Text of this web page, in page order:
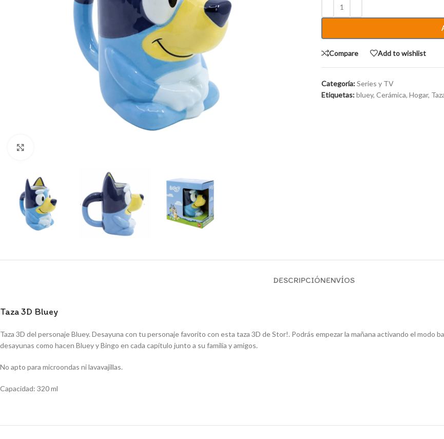
Compare Add to wishlist
Categoría:Series y TV
Etiquetas:bluey, Cerámica, Hogar,
DESCRIPCIÓNENVÍOS
Taza 3D Bluey
Taza 3D del personaje Bluey. Desayuna con tu personaje favorito con esta taza 3D de Stor!. Podrás empezar la mañana activando el modo
desayunas como hacen Bluey y Bingo en cada capítulo junto a su familia y amigos.
No apto para microondas ni lavavajillas.
Capacidad: 320 ml